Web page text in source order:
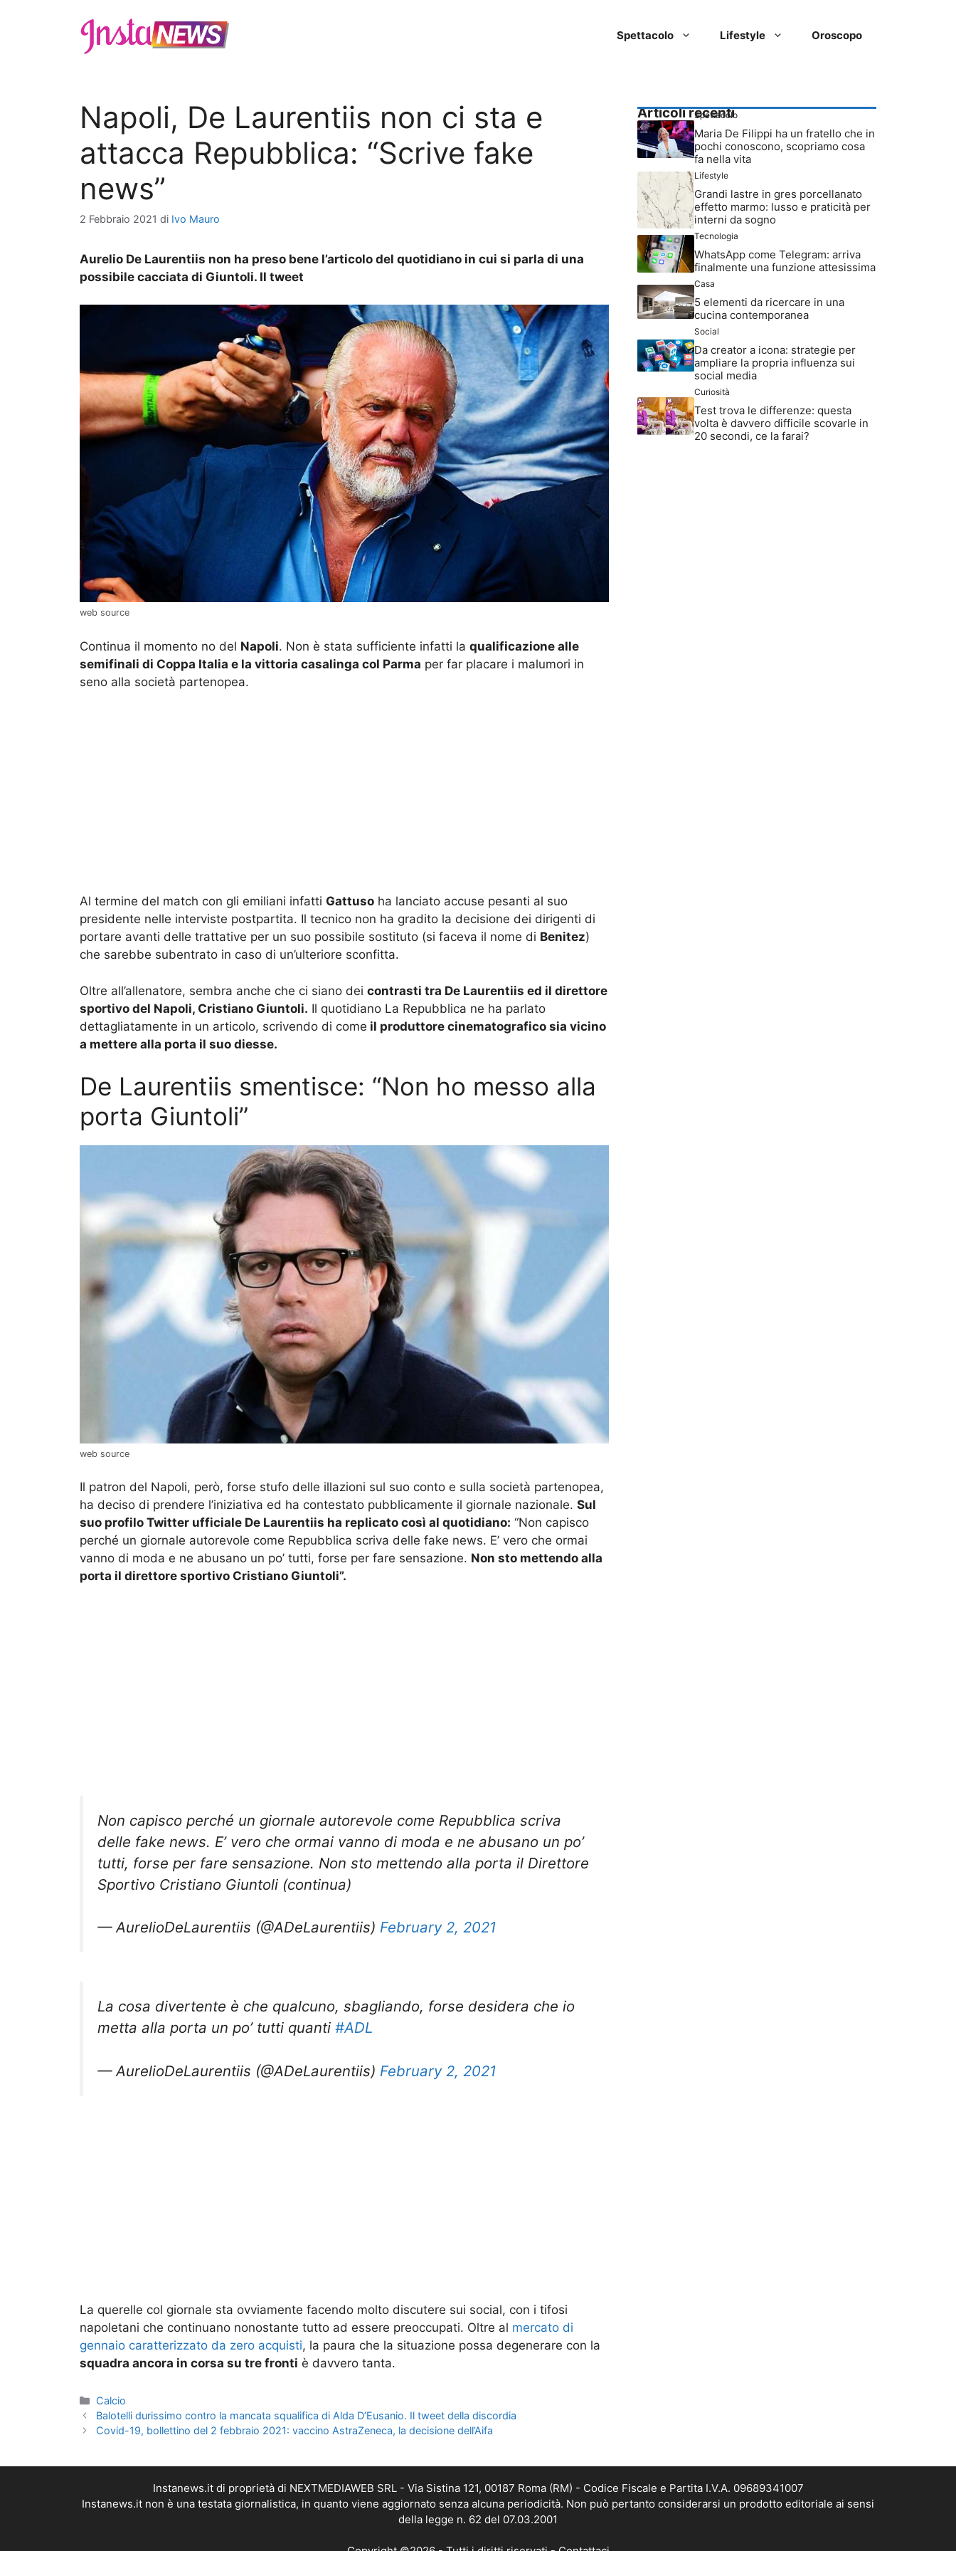
Spettacolo Lifestyle Oroscopo
Napoli, De Laurentiis non ci sta e
attacca Repubblica: “Scrive fake
news”
2 Febbraio 2021 di Ivo Mauro
Aurelio De Laurentiis non ha preso bene l’articolo del quotidiano in cui si parla di una
possibile cacciata di Giuntoli. Il tweet
web source
Continua il momento no del Napoli. Non è stata sufficiente infatti la qualificazione alle
semifinali di Coppa Italia e la vittoria casalinga col Parma per far placare i malumori in
seno alla società partenopea.
Al termine del match con gli emiliani infatti Gattuso ha lanciato accuse pesanti al suo
presidente nelle interviste postpartita. Il tecnico non ha gradito la decisione dei dirigenti di
portare avanti delle trattative per un suo possibile sostituto (si faceva il nome di Benitez)
che sarebbe subentrato in caso di un’ulteriore sconfitta.
Oltre all’allenatore, sembra anche che ci siano dei contrasti tra De Laurentiis ed il direttore
sportivo del Napoli, Cristiano Giuntoli. Il quotidiano La Repubblica ne ha parlato
dettagliatamente in un articolo, scrivendo di come il produttore cinematografico sia vicino
a mettere alla porta il suo diesse.
De Laurentiis smentisce: “Non ho messo alla
porta Giuntoli”
web source
Il patron del Napoli, però, forse stufo delle illazioni sul suo conto e sulla società partenopea,
ha deciso di prendere l’iniziativa ed ha contestato pubblicamente il giornale nazionale. Sul
suo profilo Twitter ufficiale De Laurentiis ha replicato così al quotidiano: “Non capisco
perché un giornale autorevole come Repubblica scriva delle fake news. E’ vero che ormai
vanno di moda e ne abusano un po’ tutti, forse per fare sensazione. Non sto mettendo alla
porta il direttore sportivo Cristiano Giuntoli”.
Non capisco perché un giornale autorevole come Repubblica scriva
delle fake news. E’ vero che ormai vanno di moda e ne abusano un po’
tutti, forse per fare sensazione. Non sto mettendo alla porta il Direttore
Sportivo Cristiano Giuntoli (continua)
— AurelioDeLaurentiis (@ADeLaurentiis) February 2, 2021
metta alla porta un po’ tutti quanti#ADL
napoletani che continuano nonostante tutto ad essere preoccupati. Oltre almercato di
gennaio caratterizzato da zero acquisti , la paura che la situazione possa degenerare con la
squadra ancora in corsa su tre frontiè davvero tanta.
Balotelli durissimo contro la mancata squalifica di Alda D’Eusanio. Il tweet della discordia
Covid-19, bollettino del 2 febbraio 2021: vaccino AstraZeneca, la decisione dell’Aifa
Articoli recenti
Spettacolo
Maria De Filippi ha un fratello che in
pochi conoscono, scopriamo cosa
fa nella vita
Lifestyle
Grandi lastre in gres porcellanato
effetto marmo: lusso e praticità per
interni da sogno
Tecnologia
WhatsApp come Telegram: arriva
finalmente una funzione attesissima
Casa
5 elementi da ricercare in una
cucina contemporanea
Social
Da creator a icona: strategie per
ampliare la propria influenza sui
social media
Curiosità
Test trova le differenze: questa
volta è davvero difficile scovarle in
20 secondi, ce la farai?
Instanews.it non è una testata giornalistica, in quanto viene aggiornato senza alcuna periodicità. Non può pertanto considerarsi un prodotto editoriale ai sensi
della legge n. 62 del 07.03.2001